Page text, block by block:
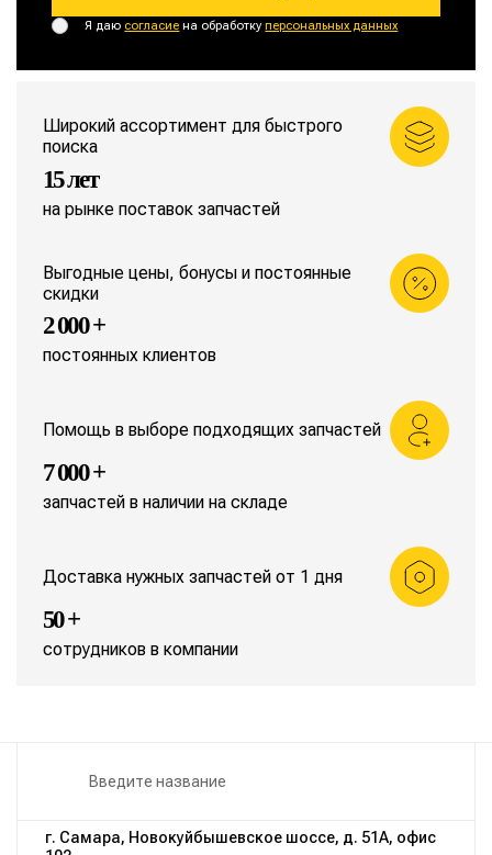
Я даю согласие на обработкуперсональных данных
Широкий ассортимент для быстрого
поиска
15 лет
на рынке поставок запчастей
Выгодные цены, бонусы и постоянные
скидки
2 000 +
постоянных клиентов
Помощь в выборе подходящих запчастей
7 000 +
запчастей в наличии на складе
Доставка нужных запчастей от 1 дня
50 +
сотрудников в компании
г. Самара, Новокуйбышевское шоссе, д. 51А, офис